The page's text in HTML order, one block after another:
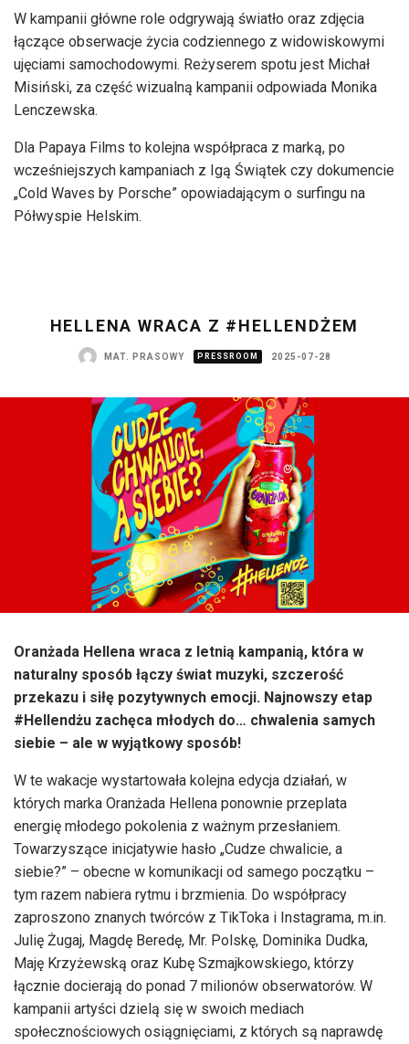
W kampanii główne role odgrywają światło oraz zdjęcia
łączące obserwacje życia codziennego z widowiskowymi
ujęciami samochodowymi. Reżyserem spotu jest Michał
Misiński, za część wizualną kampanii odpowiada Monika
Lenczewska.
Dla Papaya Films to kolejna współpraca z marką, po
wcześniejszych kampaniach z Igą Świątek czy dokumencie
„Cold Waves by Porsche” opowiadającym o surfingu na
Półwyspie Helskim.
HELLENA WRACA Z #HELLENDŻEM
MAT. PRASOWY PRESSROOM 2025-07-28
Oranżada Hellena wraca z letnią kampanią, która w
naturalny sposób łączy świat muzyki, szczerość
przekazu i siłę pozytywnych emocji. Najnowszy etap
#Hellendżu zachęca młodych do… chwalenia samych
siebie – ale w wyjątkowy sposób!
W te wakacje wystartowała kolejna edycja działań, w
których marka Oranżada Hellena ponownie przeplata
energię młodego pokolenia z ważnym przesłaniem.
Towarzyszące inicjatywie hasło „Cudze chwalicie, a
siebie?” – obecne w komunikacji od samego początku –
tym razem nabiera rytmu i brzmienia. Do współpracy
zaproszono znanych twórców z TikToka i Instagrama, m.in.
Julię Żugaj, Magdę Beredę, Mr. Polskę, Dominika Dudka,
Maję Krzyżewską oraz Kubę Szmajkowskiego, którzy
łącznie docierają do ponad 7 milionów obserwatorów. W
kampanii artyści dzielą się w swoich mediach
społecznościowych osiągnięciami, z których są naprawdę